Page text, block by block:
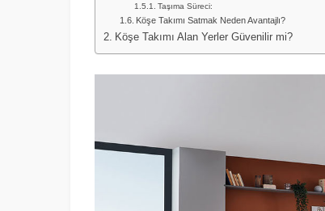
Taşıma Süreci:
Köşe Takımı Satmak Neden Avantajlı?
Köşe Takımı Alan Yerler Güvenilir mi?